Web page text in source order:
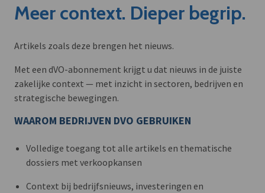
Meer context. Dieper begrip.
Artikels zoals deze brengen het nieuws.
Met een dVO-abonnement krijgt u dat nieuws in de juiste
zakelijke context — met inzicht in sectoren, bedrijven en
strategische bewegingen.
WAAROM BEDRIJVEN DVO GEBRUIKEN
Volledige toegang tot alle artikels en thematische
dossiers met verkoopkansen
Context bij bedrijfsnieuws, investeringen en